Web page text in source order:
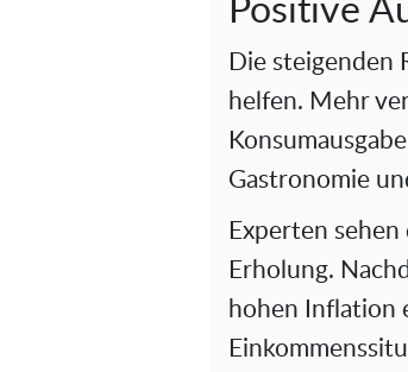
Positive
Die
helfen. Mehr
Gastronomie
Experten
Erholung.
hohen Inflation